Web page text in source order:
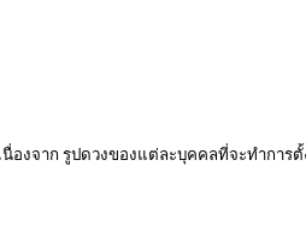
งจาก รูปดวงของแต่ละบุคคลที่จะทำกา